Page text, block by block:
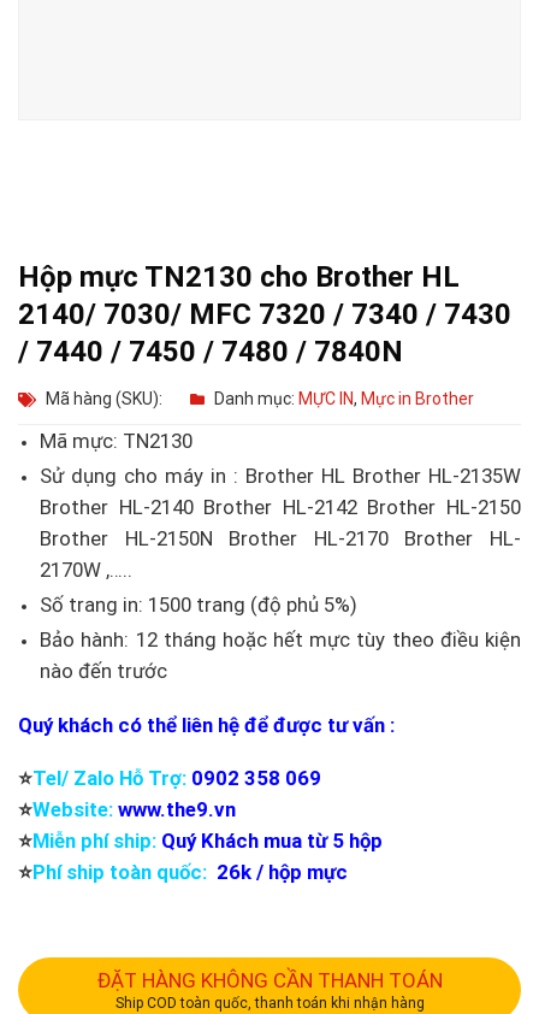
Hộp mực TN2130 cho Brother HL
2140/ 7030/ MFC 7320 / 7340 / 7430
/ 7440 / 7450 / 7480 / 7840N
Mã hàng (SKU): Danh mục: MỰC IN, Mực in Brother
Mã mực: TN2130
Sử dụng cho máy in : Brother HL Brother HL-2135W
Brother HL-2140 Brother HL-2142 Brother HL-2150
Brother HL-2150N Brother HL-2170 Brother HL-
2170W ,…..
Số trang in: 1500 trang (độ phủ 5%)
Bảo hành: 12 tháng hoặc hết mực tùy theo điều kiện
nào đến trước
Quý khách có thể liên hệ để được tư vấn :
⭐️Tel/ Zalo Hỗ Trợ: 0902 358 069
⭐️Website: www.the9.vn
⭐️Miễn phí ship: Quý Khách mua từ 5 hộp
⭐️Phí ship toàn quốc: 26k / hộp mực
ĐẶT HÀNG KHÔNG CẦN THANH TOÁN
Ship COD toàn quốc, thanh toán khi nhận hàng